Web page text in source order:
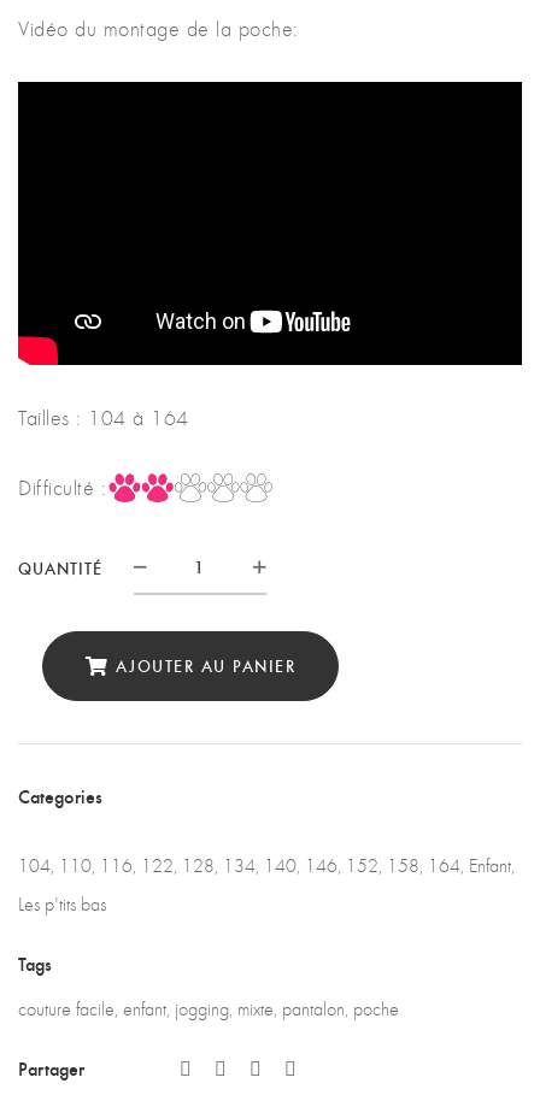
Vidéo du montage de la poche:
Tailles : 104 à 164
Difficulté :
QUANTITÉ Quantité
AJOUTER AU PANIER
Categories
104, 110, 116, 122, 128, 134, 140, 146, 152, 158, 164, Enfant,
Les p'tits bas
Tags
couture facile, enfant, jogging, mixte, pantalon, poche
Partager